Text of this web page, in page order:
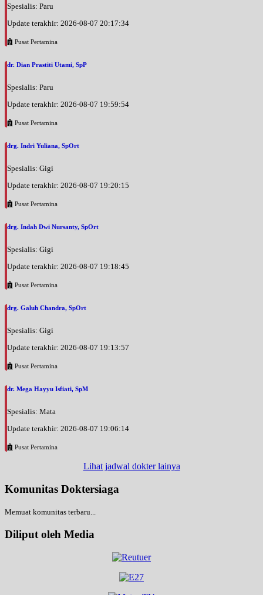
Spesialis: Paru
Update terakhir: 2026-08-07 20:17:34
Pusat Pertamina
dr. Dian Prastiti Utami, SpP
Spesialis: Paru
Update terakhir: 2026-08-07 19:59:54
Pusat Pertamina
drg. Indri Yuliana, SpOrt
Spesialis: Gigi
Update terakhir: 2026-08-07 19:20:15
Pusat Pertamina
drg. Indah Dwi Nursanty, SpOrt
Spesialis: Gigi
Update terakhir: 2026-08-07 19:18:45
Pusat Pertamina
drg. Galuh Chandra, SpOrt
Spesialis: Gigi
Update terakhir: 2026-08-07 19:13:57
Pusat Pertamina
dr. Mega Hayyu Isfiati, SpM
Spesialis: Mata
Update terakhir: 2026-08-07 19:06:14
Pusat Pertamina
Lihat jadwal dokter lainya
Komunitas Doktersiaga
Memuat komunitas terbaru...
Diliput oleh Media